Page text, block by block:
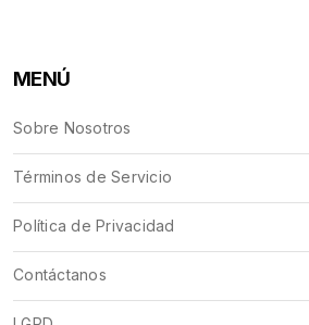
MENÚ
Sobre Nosotros
Términos de Servicio
Política de Privacidad
Contáctanos